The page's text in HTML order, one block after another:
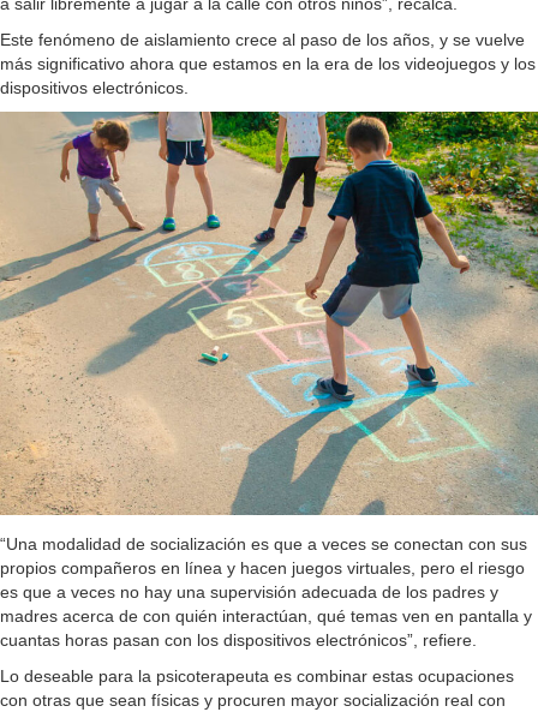
Este fenómeno de aislamiento crece al paso de los años, y se vuelve
más significativo ahora que estamos en la era de los videojuegos y los
dispositivos electrónicos.
“Una modalidad de socialización es que a veces se conectan con sus
propios compañeros en línea y hacen juegos virtuales, pero el riesgo
es que a veces no hay una supervisión adecuada de los padres y
madres acerca de con quién interactúan, qué temas ven en pantalla y
cuantas horas pasan con los dispositivos electrónicos”, refiere.
Lo deseable para la psicoterapeuta es combinar estas ocupaciones
con otras que sean físicas y procuren mayor socialización real con